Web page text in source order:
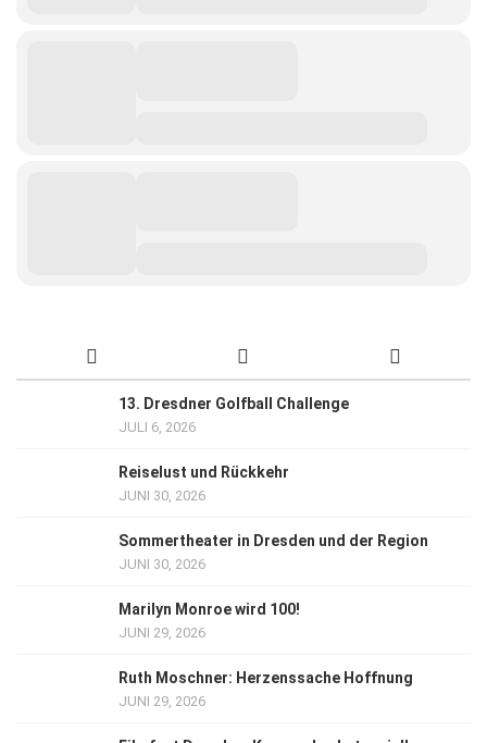
13. Dresdner Golfball Challenge
JULI 6, 2026
Reiselust und Rückkehr
JUNI 30, 2026
Sommertheater in Dresden und der Region
JUNI 30, 2026
Marilyn Monroe wird 100!
JUNI 29, 2026
Ruth Moschner: Herzenssache Hoffnung
JUNI 29, 2026